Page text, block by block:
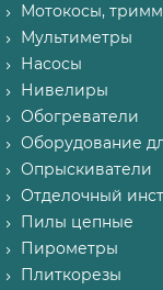
Мотокосы,
Мультиметры
Насосы
Нивелиры
Обогреватели
Оборудование
Опрыскиватели
Отделочный
Пилы цепные
Пирометры
Плиткорезы